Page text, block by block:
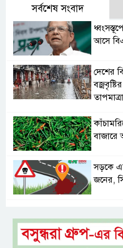
সর্বশেষ সংবাদ
আসে
দেশের
তাপমাত্রা
বাজারে
সড়কে
জনের,